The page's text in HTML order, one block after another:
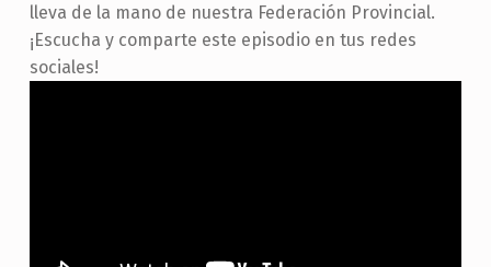
lleva de la mano de nuestra Federación Provincial.
¡Escucha y comparte este episodio en tus redes
sociales!